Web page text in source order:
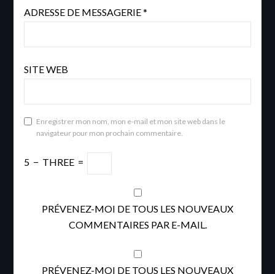
ADRESSE DE MESSAGERIE*
SITE WEB
Enregistrer mon nom, mon e-mail et mon site web dans le
navigateur pour mon prochain commentaire.
5 − THREE =
PRÉVENEZ-MOI DE TOUS LES NOUVEAUX
COMMENTAIRES PAR E-MAIL.
PRÉVENEZ-MOI DE TOUS LES NOUVEAUX